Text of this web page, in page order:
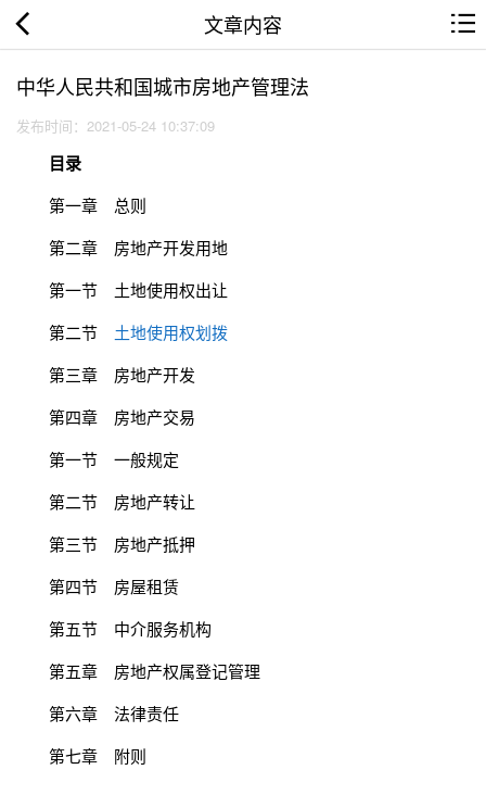
文章内容
中华人民共和国城市房地产管理法
发布时间：2021-05-24 10:37:09
目录
第一章 总则
第二章 房地产开发用地
第一节 土地使用权出让
第二节 土地使用权划拨
第三章 房地产开发
第四章 房地产交易
第一节 一般规定
第二节 房地产转让
第三节 房地产抵押
第四节 房屋租赁
第五节 中介服务机构
第五章 房地产权属登记管理
第六章 法律责任
第七章 附则